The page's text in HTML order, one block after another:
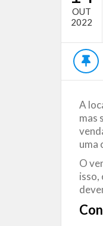
OUT
2022
A
mas
uma
O
isso,